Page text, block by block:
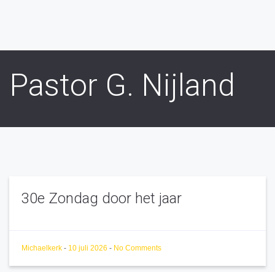
Pastor G. Nijland
30e Zondag door het jaar
Michaelkerk - 10 juli 2026 - No Comments